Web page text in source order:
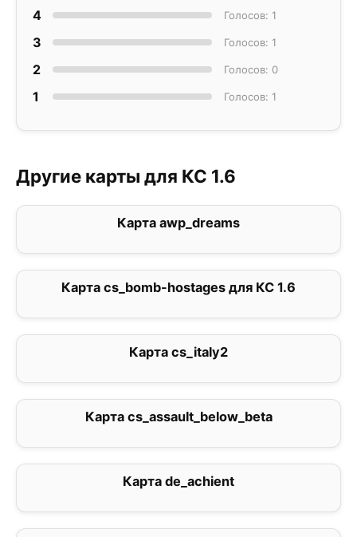
4 Голосов: 1
3 Голосов: 1
2 Голосов: 0
1 Голосов: 1
Другие карты для КС 1.6
Карта awp_dreams
Карта cs_bomb-hostages для КС 1.6
Карта cs_italy2
Карта cs_assault_below_beta
Карта de_achient